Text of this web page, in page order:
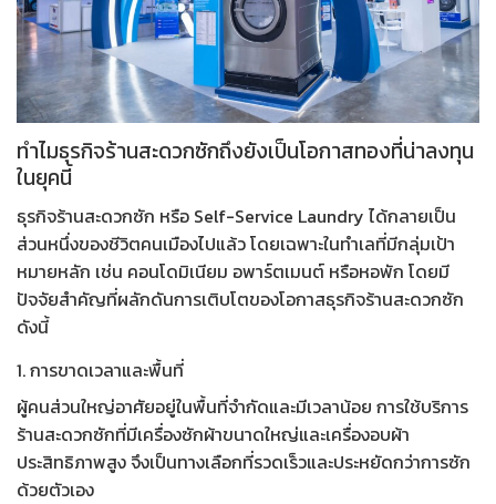
ทำไมธุรกิจร้านสะดวกซักถึงยังเป็นโอกาสทองที่น่าลงทุน
ในยุคนี้
ธุรกิจร้านสะดวกซัก หรือ Self-Service Laundry ได้กลายเป็น
ส่วนหนึ่งของชีวิตคนเมืองไปแล้ว โดยเฉพาะในทำเลที่มีกลุ่มเป้า
หมายหลัก เช่น คอนโดมิเนียม อพาร์ตเมนต์ หรือหอพัก โดยมี
ปัจจัยสำคัญที่ผลักดันการเติบโตของโอกาสธุรกิจร้านสะดวกซัก
ดังนี้
1. การขาดเวลาและพื้นที่
ผู้คนส่วนใหญ่อาศัยอยู่ในพื้นที่จำกัดและมีเวลาน้อย การใช้บริการ
ร้านสะดวกซักที่มีเครื่องซักผ้าขนาดใหญ่และเครื่องอบผ้า
ประสิทธิภาพสูง จึงเป็นทางเลือกที่รวดเร็วและประหยัดกว่าการซัก
ด้วยตัวเอง